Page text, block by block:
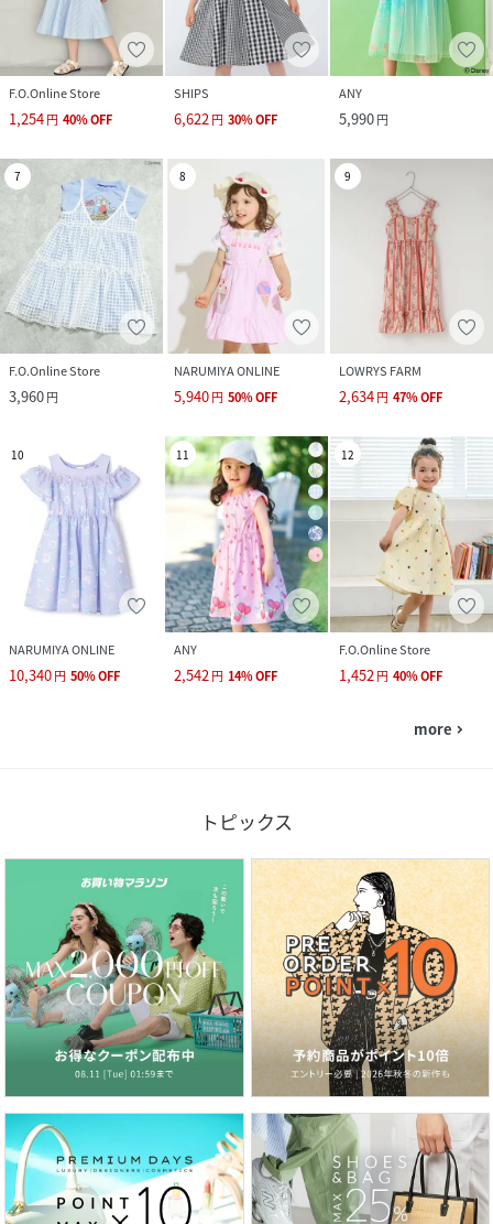
F.O.Online Store
1,254円 40%OFF
SHIPS
6,622円 30%OFF
ANY
5,990円
7
F.O.Online Store
3,960円
8
NARUMIYA ONLINE
5,940円 50%OFF
9
LOWRYS FARM
2,634円 47%OFF
10
NARUMIYA ONLINE
10,340円 50%OFF
11
ANY
2,542円 14%OFF
12
F.O.Online Store
1,452円 40%OFF
more navigate_next
トピックス